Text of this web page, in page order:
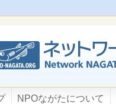
NPOながたについて